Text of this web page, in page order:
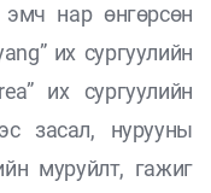
нар өнгөрсөн
их сургуулийн
их сургуулийн
засал, нурууны
муруйлт, гажиг